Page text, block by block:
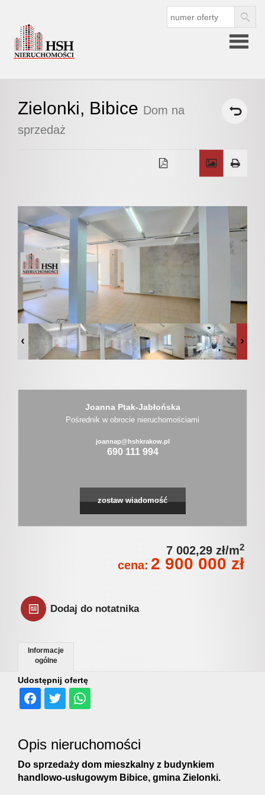
O
firmie
O nas
Zielonki, Bibice Dom na
sprzedaż
Joanna Ptak-Jabłońska
Pośrednik w obrocie nieruchomościami
joannap@hshkrakow.pl
690 111 994
zostaw wiadomość
7 002,29 zł/m2
cena: 2 900 000 zł
Dodaj do notatnika
Udostępnij ofertę
Informacje
ogólne
Opis nieruchomości
Do sprzedaży dom mieszkalny z budynkiem
handlowo-usługowym Bibice, gmina Zielonki.